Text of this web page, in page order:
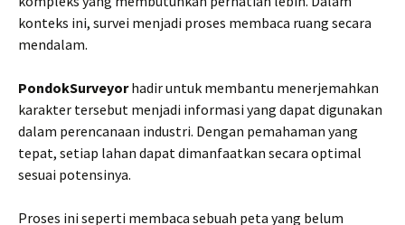
konteks ini, survei menjadi proses membaca ruang secara
mendalam.
PondokSurveyorhadir untuk membantu menerjemahkan
karakter tersebut menjadi informasi yang dapat digunakan
dalam perencanaan industri. Dengan pemahaman yang
tepat, setiap lahan dapat dimanfaatkan secara optimal
sesuai potensinya.
Proses ini seperti membaca sebuah peta yang belum